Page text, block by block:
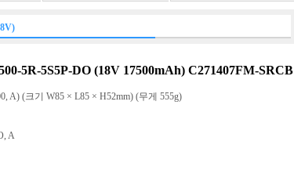
5R-5S5P-DO (18V 17500mAh) C271407FM-SRCB
A) (크기 W85 × L85 × H52mm) (무게 555g)
A